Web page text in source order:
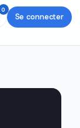
0
Se connecter